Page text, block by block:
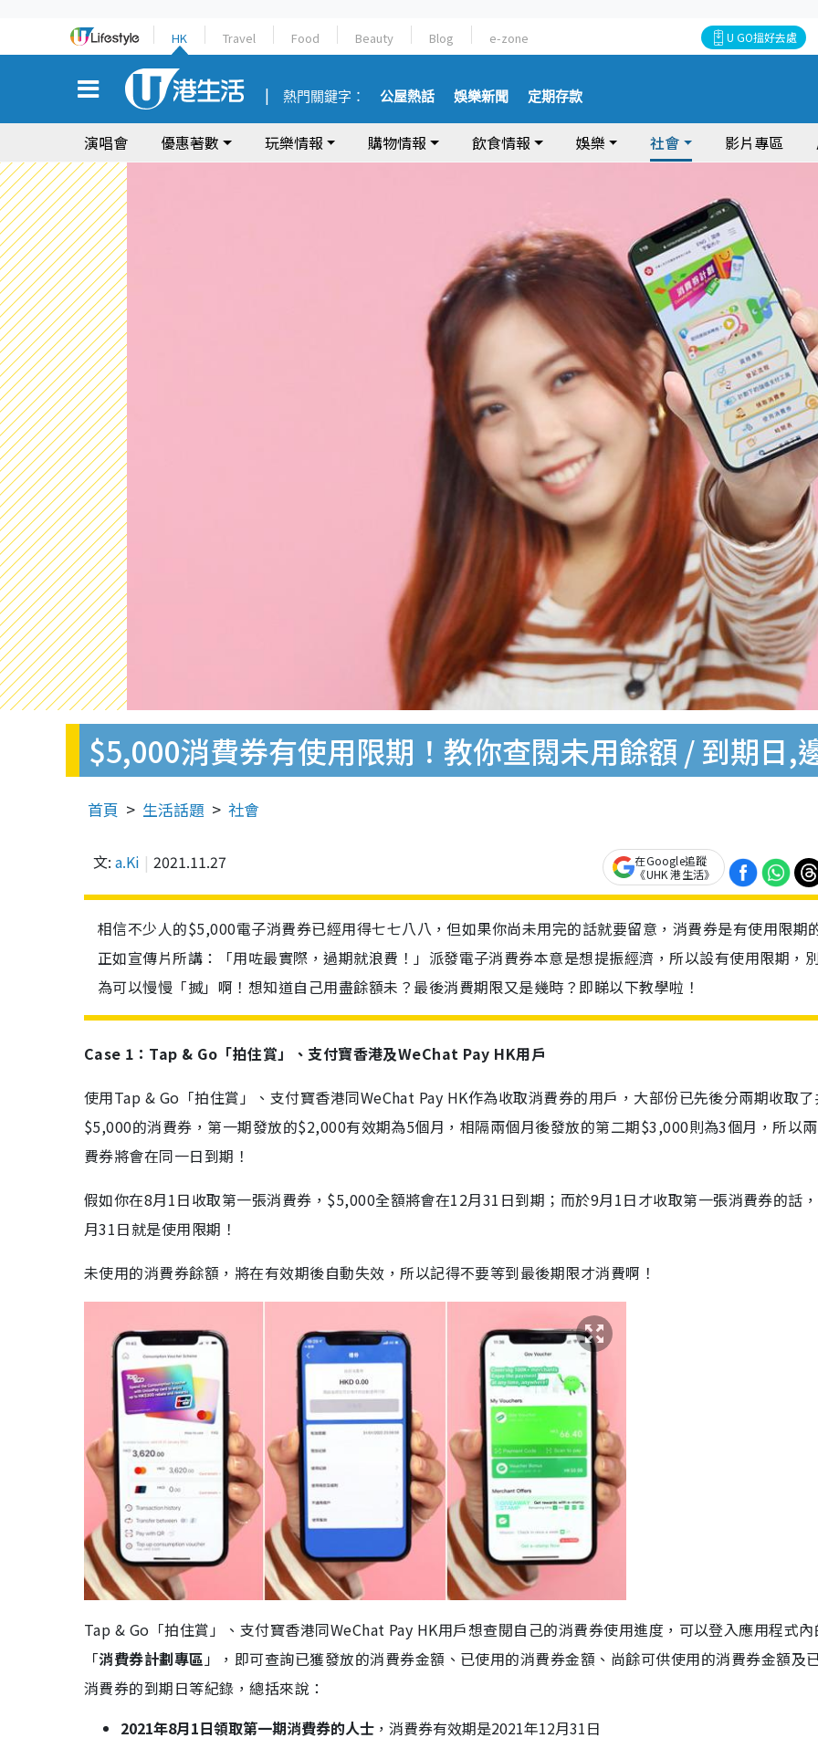
HK Travel Food Beauty Blog e-zone U GO搵好去處
熱門關鍵字： 公屋熱話 娛樂新聞 定期存款
演唱會 優惠著數 玩樂情報 購物情報 飲食情報 娛樂 社會 影片專區
$5,000消費券有使用限期！教你查閱未用餘額 / 到期日,
首頁 生活話題 社會
文: a.Ki 2021.11.27
在Google追蹤
《UHK 港生活》
相信不少人的$5,000電子消費券已經用得七七八八，但如果你尚未用完的話就要留意，消費券是有使用限期
正如宣傳片所講：「用咗最實際，過期就浪費！」派發電子消費券本意是想提振經濟，所以設有使用限期，
為可以慢慢「搣」啊！想知道自己用盡餘額未？最後消費期限又是幾時？即睇以下教學啦！
Case 1：Tap & Go「拍住賞」、支付寶香港及WeChat Pay HK用戶
使用Tap & Go「拍住賞」、支付寶香港同WeChat Pay HK作為收取消費券的用戶，大部份已先後分兩期收取
$5,000的消費券，第一期發放的$2,000有效期為5個月，相隔兩個月後發放的第二期$3,000則為3個月，所以
費券將會在同一日到期！
假如你在8月1日收取第一張消費券，$5,000全額將會在12月31日到期；而於9月1日才收取第一張消費券的話
月31日就是使用限期！
未使用的消費券餘額，將在有效期後自動失效，所以記得不要等到最後期限才消費啊！
Tap & Go「拍住賞」、支付寶香港同WeChat Pay HK用戶想查閱自己的消費券使用進度，可以登入應用程式
「消費券計劃專區 」，即可查詢已獲發放的消費券金額、已使用的消費券金額、尚餘可供使用的消費券金額及
消費券的到期日等紀錄，總括來說：
2021年8月1日領取第一期消費券的人士 ，消費券有效期是2021年12月31日